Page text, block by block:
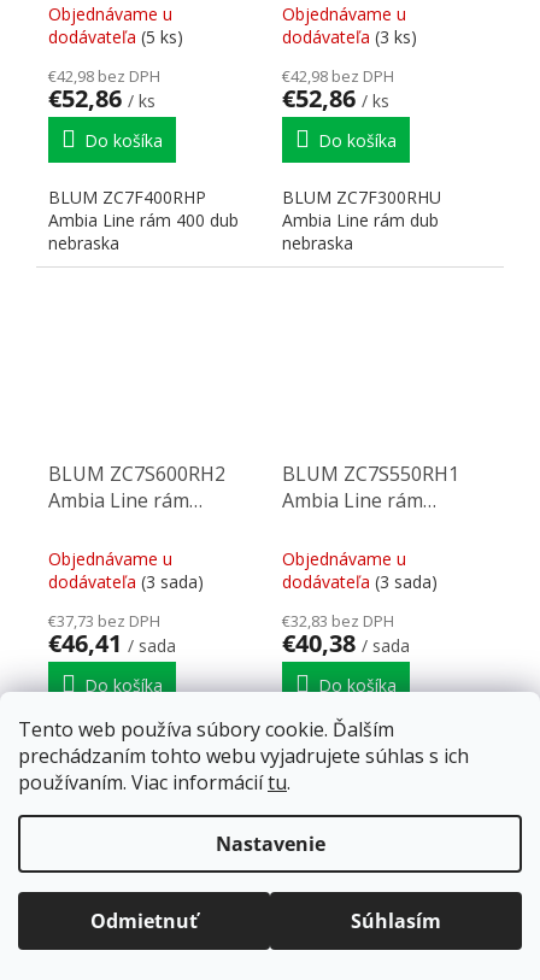
Tento web používa súbory cookie. Ďalším
prechádzaním tohto webu vyjadrujete súhlas s ich
používaním. Viac informáciítu.
Nastavenie
Odmietnuť Súhlasím
Doprava zadarmopre balíkové zásielky v hodnote
nad120 EUR*.
Balíky zasielame už od4 EUR.
ZRÝCHĽUJEME.
Objednávame u
dodávateľa (5 ks)
€42,98 bez DPH
€52,86 / ks
Do košíka
BLUM ZC7F400RHP
Ambia Line rám 400 dub
nebraska
Objednávame u
dodávateľa (3 ks)
€42,98 bez DPH
€52,86 / ks
Do košíka
BLUM ZC7F300RHU
Ambia Line rám dub
nebraska
BLUM ZC7S600RH2
Ambia Line rám
nebraska
Objednávame u
dodávateľa (3 sada)
€37,73 bez DPH
€46,41 / sada
Do košíka
BLUM ZC7S600RH2
Ambia Line rám
200/600mm dub nebraska
BLUM ZC7S550RH1
Ambia Line rám
tennessee
Objednávame u
dodávateľa (3 sada)
€32,83 bez DPH
€40,38 / sada
Do košíka
BLUM ZC7S550RH1
Ambia Line rám
100/550mm ořech
tennessee
Ovládacie prvky výpisu
NAČÍTAŤ 60 ĎALŠÍCH
Stránkovanie
539položiek celkom